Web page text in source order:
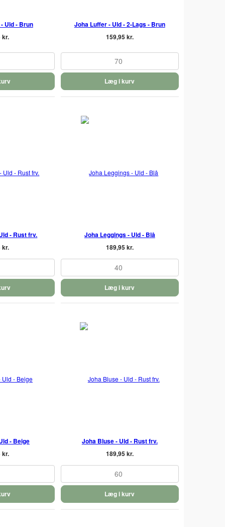
Uld - Brun
kr.
Joha Luffer - Uld - 2-Lags - Brun
159,95 kr.
70
Læg i kurv
- Rust frv.
kr.
Joha Leggings - Uld - Blå
189,95 kr.
40
Læg i kurv
- Beige
kr.
Joha Bluse - Uld - Rust frv.
189,95 kr.
60
Læg i kurv